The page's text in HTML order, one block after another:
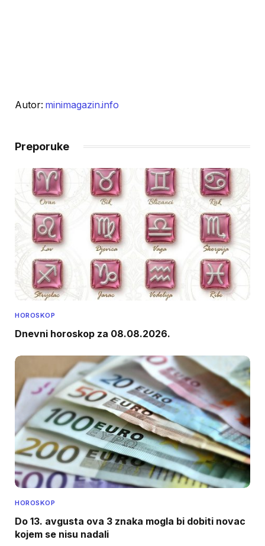
Autor: minimagazin.info
Preporuke
HOROSKOP
Dnevni horoskop za 08.08.2026.
HOROSKOP
Do 13. avgusta ova 3 znaka mogla bi dobiti novac
kojem se nisu nadali